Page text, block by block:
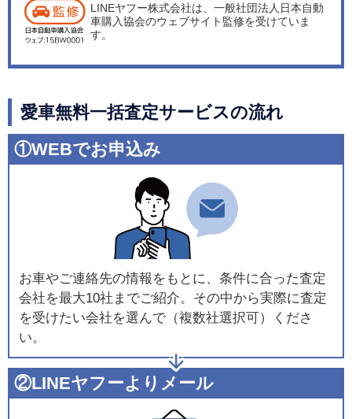
LINEヤフー株式会社は、一般社団法人日本自動
車購入協会のウェブサイト監修を受けていま
す。
愛車無料一括査定サービスの流れ
①WEBでお申込み
お車やご連絡先の情報をもとに、条件に合った査定
会社を最大10社までご紹介。その中から実際に査定
を受けたい会社を選んで（複数社選択可）くださ
い。
②LINEヤフーよりメール